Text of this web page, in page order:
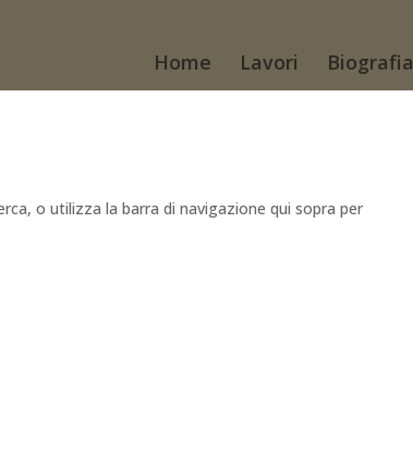
Home Lavori Biografia
o utilizza la barra di navigazione qui sopra per